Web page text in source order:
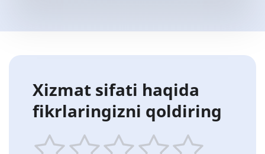
Xizmat sifati haqida
fikrlaringizni qoldiring